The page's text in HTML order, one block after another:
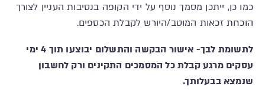
כמו כן, ייתכן מסמך נוסף על ידי הקופה בנסיבות העניין לצורך
הוכחת זכאות המוטב/היורש לקבלת הכספים.
לתשומת לבך- אישור הבקשה והתשלום יבוצעו תוך 4 ימי
עסקים מרגע קבלת כל המסמכים התקינים ורק לחשבון
שנמצא בבעלותך.